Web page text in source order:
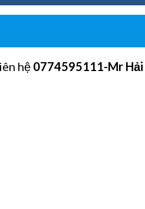
hệ 0774595111-Mr Hải